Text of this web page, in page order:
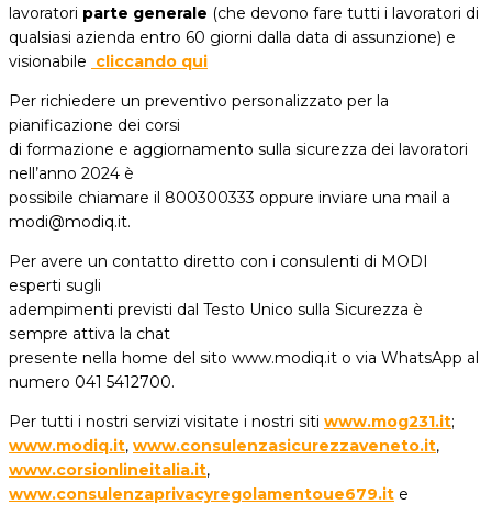
lavoratori parte generale (che devono fare tutti i lavoratori di
qualsiasi azienda entro 60 giorni dalla data di assunzione) e
visionabile cliccando qui
Per richiedere un preventivo personalizzato per la
pianificazione dei corsi
di formazione e aggiornamento sulla sicurezza dei lavoratori
nell’anno 2024 è
possibile chiamare il 800300333 oppure inviare una mail a
modi@modiq.it.
Per avere un contatto diretto con i consulenti di MODI
esperti sugli
adempimenti previsti dal Testo Unico sulla Sicurezza è
sempre attiva la chat
presente nella home del sito www.modiq.it o via WhatsApp al
numero 041 5412700.
Per tutti i nostri servizi visitate i nostri siti www.mog231.it;
www.modiq.it, www.consulenzasicurezzaveneto.it,
www.corsionlineitalia.it,
www.consulenzaprivacyregolamentoue679.it e